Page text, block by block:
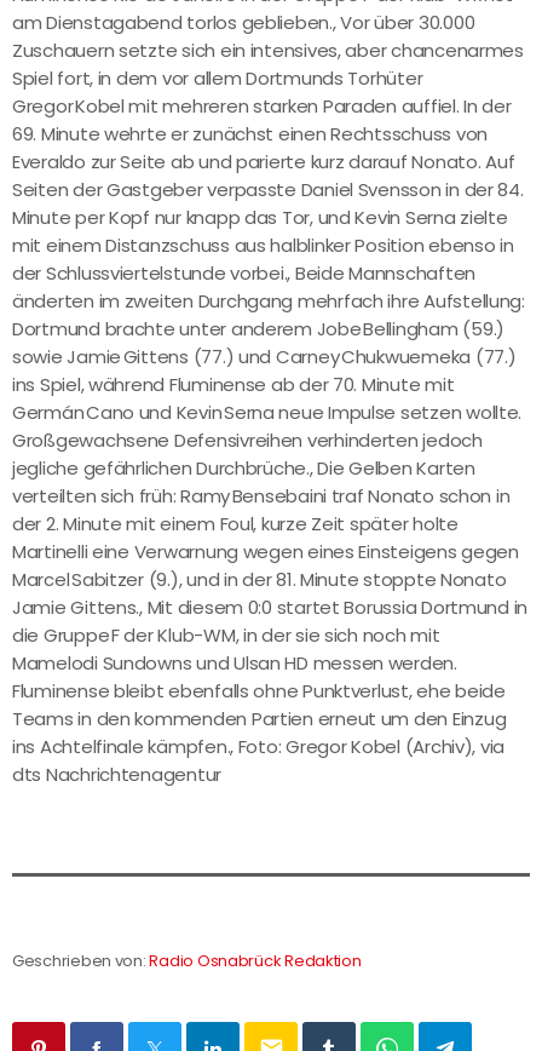
am Dienstagabend torlos geblieben., Vor über 30.000
Zuschauern setzte sich ein intensives, aber chancenarmes
Spiel fort, in dem vor allem Dortmunds Torhüter
Gregor Kobel mit mehreren starken Paraden auffiel. In der
69. Minute wehrte er zunächst einen Rechtsschuss von
Everaldo zur Seite ab und parierte kurz darauf Nonato. Auf
Seiten der Gastgeber verpasste Daniel Svensson in der 84.
Minute per Kopf nur knapp das Tor, und Kevin Serna zielte
mit einem Distanzschuss aus halblinker Position ebenso in
der Schlussviertelstunde vorbei., Beide Mannschaften
änderten im zweiten Durchgang mehrfach ihre Aufstellung:
Dortmund brachte unter anderem Jobe Bellingham (59.)
sowie Jamie Gittens (77.) und Carney Chukwuemeka (77.)
ins Spiel, während Fluminense ab der 70. Minute mit
Germán Cano und Kevin Serna neue Impulse setzen wollte.
Großgewachsene Defensivreihen verhinderten jedoch
jegliche gefährlichen Durchbrüche., Die Gelben Karten
verteilten sich früh: Ramy Bensebaini traf Nonato schon in
der 2. Minute mit einem Foul, kurze Zeit später holte
Martinelli eine Verwarnung wegen eines Einsteigens gegen
Marcel Sabitzer (9.), und in der 81. Minute stoppte Nonato
Jamie Gittens., Mit diesem 0:0 startet Borussia Dortmund in
die Gruppe F der Klub-WM, in der sie sich noch mit
Mamelodi Sundowns und Ulsan HD messen werden.
Fluminense bleibt ebenfalls ohne Punktverlust, ehe beide
Teams in den kommenden Partien erneut um den Einzug
ins Achtelfinale kämpfen., Foto: Gregor Kobel (Archiv), via
dts Nachrichtenagentur
Geschrieben von:Radio Osnabrück Redaktion